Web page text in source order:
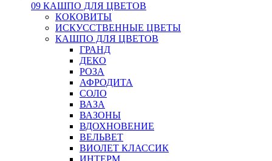
09 КАШПО ДЛЯ ЦВЕТОВ
КОКОВИТЫ
ИСКУССТВЕННЫЕ ЦВЕТЫ
КАШПО ДЛЯ ЦВЕТОВ
ГРАНД
ДЕКО
РОЗА
АФРОДИТА
СОЛО
ВАЗА
ВАЗОНЫ
ВДОХНОВЕНИЕ
ВЕЛЬВЕТ
ВИОЛЕТ КЛАССИК
ИНТЕРМ